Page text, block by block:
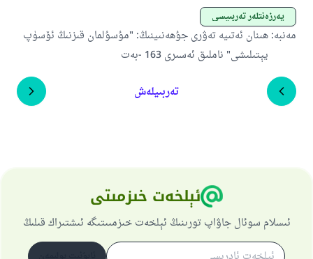
پەرزەنتلەر تەربىيسى
مەنبە:ھىنان ئەتىيە تەۋرى جۇھەنىينىڭ: "مۇسۇلمان قىزنىڭ ئۆسۈپ
يېتىلىشى" ناملىق ئەسىرى 163 -بەت
تەربىيلەش
ئېلخەت خىزمىتى
ئىسلام سوئال جاۋاپ تورىنىڭ ئېلخەت خىزمىىتىگە ئىشتىراك قىلىڭ